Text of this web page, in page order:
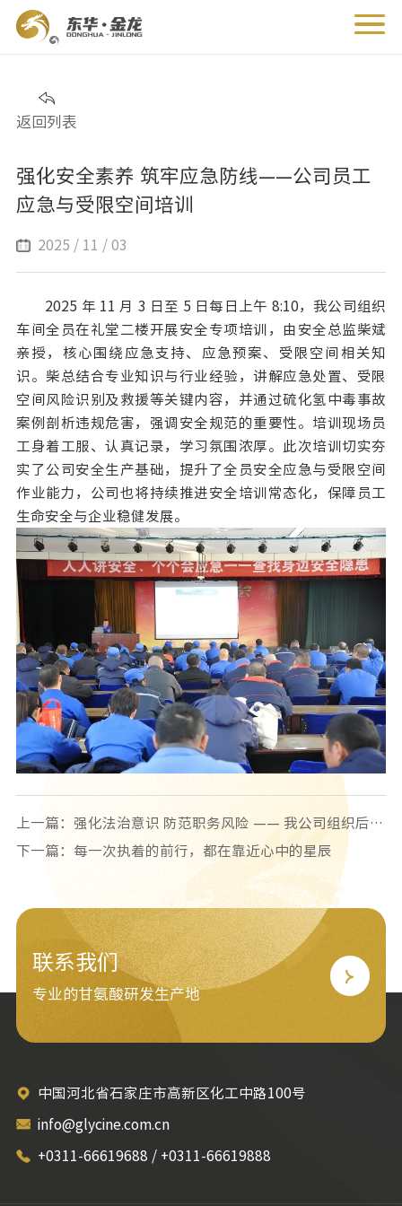
返回列表
强化安全素养 筑牢应急防线——公司员工
应急与受限空间培训
2025 / 11 / 03
2025 年 11 月 3 日至 5 日每日上午 8:10，我公司组织
车间全员在礼堂二楼开展安全专项培训，由安全总监柴斌
亲授，核心围绕应急支持、应急预案、受限空间相关知
识。柴总结合专业知识与行业经验，讲解应急处置、受限
空间风险识别及救援等关键内容，并通过硫化氢中毒事故
案例剖析违规危害，强调安全规范的重要性。培训现场员
工身着工服、认真记录，学习氛围浓厚。此次培训切实夯
实了公司安全生产基础，提升了全员安全应急与受限空间
作业能力，公司也将持续推进安全培训常态化，保障员工
生命安全与企业稳健发展。
上一篇：强化法治意识 防范职务风险 —— 我公司组织后勤及车间管理干部专项培训
下一篇：每一次执着的前行，都在靠近心中的星辰
联系我们
专业的甘氨酸研发生产地
中国河北省石家庄市高新区化工中路100号
info@glycine.com.cn
+0311-66619688 / +0311-66619888